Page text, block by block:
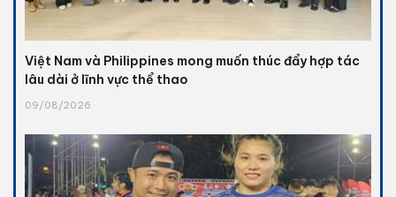
Việt Nam và Philippines mong muốn thúc đẩy hợp tác
lâu dài ở lĩnh vực thể thao
09/08/2026